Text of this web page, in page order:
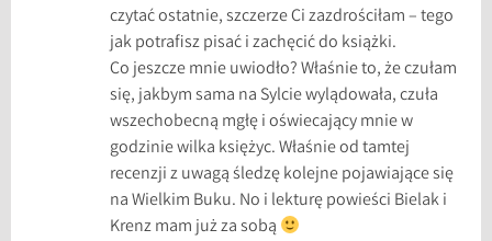
s
,
k
o
n
k
u
r
s
czytać ostatnie, szczerze Ci zazdrościłam – tego
jak potrafisz pisać i zachęcić do książki.
Co jeszcze mnie uwiodło? Właśnie to, że czułam
się, jakbym sama na Sylcie wylądowała, czuła
wszechobecną mgłę i oświecający mnie w
godzinie wilka księżyc. Właśnie od tamtej
recenzji z uwagą śledzę kolejne pojawiające się
na Wielkim Buku. No i lekturę powieści Bielak i
Krenz mam już za sobą